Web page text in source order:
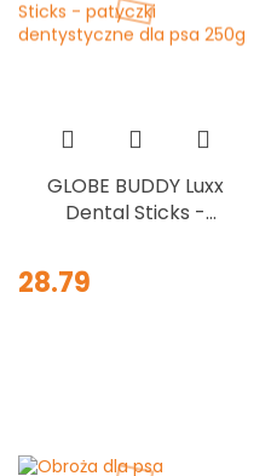
GLOBE BUDDY Luxx
Dental Sticks -
dentystyczne dla
28.79